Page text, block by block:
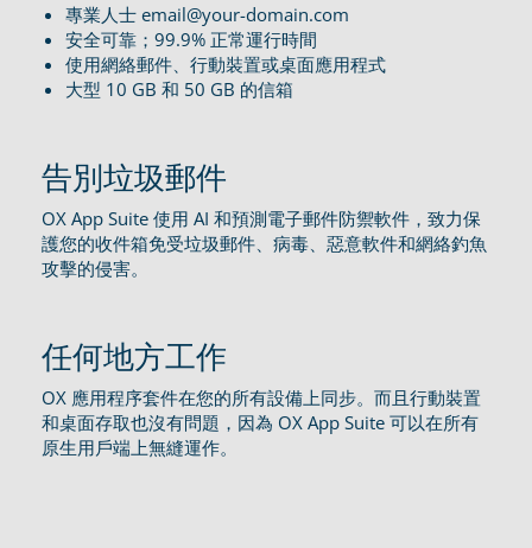
專業人士 email@your-domain.com
安全可靠；99.9% 正常運行時間
使用網絡郵件、行動裝置或桌面應用程式
大型 10 GB 和 50 GB 的信箱
告別垃圾郵件
OX App Suite 使用 AI 和預測電子郵件防禦軟件，致力保
護您的收件箱免受垃圾郵件、病毒、惡意軟件和網絡釣魚
攻擊的侵害。
任何地方工作
OX 應用程序套件在您的所有設備上同步。而且行動裝置
和桌面存取也沒有問題，因為 OX App Suite 可以在所有
原生用戶端上無縫運作。